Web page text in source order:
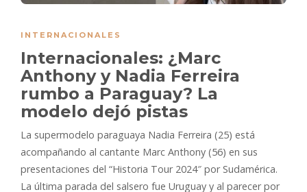
INTERNACIONALES
Internacionales: ¿Marc
Anthony y Nadia Ferreira
rumbo a Paraguay? La
modelo dejó pistas
La supermodelo paraguaya Nadia Ferreira (25) está
acompañando al cantante Marc Anthony (56) en sus
presentaciones del “Historia Tour 2024″ por Sudamérica.
La última parada del salsero fue Uruguay y al parecer por